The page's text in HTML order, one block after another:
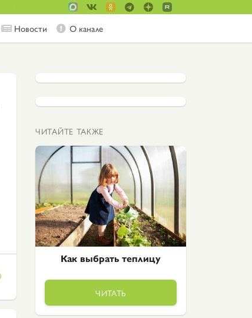
Новости О канале
ЧИТАЙТЕ ТАКЖЕ
Как выбрать теплицу
ЧИТАТЬ